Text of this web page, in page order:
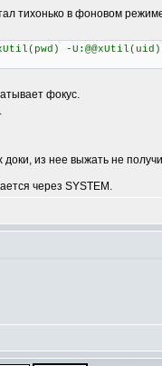
тихонько в фоновом
-
фокус.
из нее выжать не
через SYSTEM.